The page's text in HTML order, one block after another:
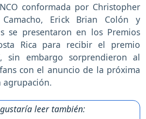
conformada por Christopher
Camacho, Erick Brian Colón y
se presentaron en los Premios
Rica para recibir el premio
sin embargo sorprendieron al
con el anuncio de la próxima
agrupación.
gustaría leer también: